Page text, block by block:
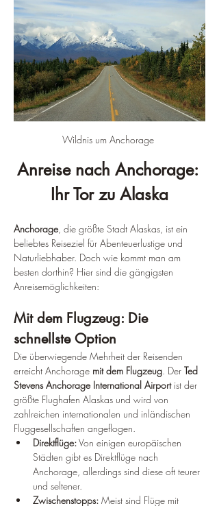
Wildnis um Anchorage
Anreise nach Anchorage:
Ihr Tor zu Alaska
Anchorage, die größte Stadt Alaskas, ist ein
beliebtes Reiseziel für Abenteuerlustige und
Naturliebhaber. Doch wie kommt man am
besten dorthin? Hier sind die gängigsten
Anreisemöglichkeiten:
Mit dem Flugzeug: Die
schnellste Option
Die überwiegende Mehrheit der Reisenden
erreicht Anchorage mit dem Flugzeug. Der Ted
Stevens Anchorage International Airport ist der
größte Flughafen Alaskas und wird von
zahlreichen internationalen und inländischen
Fluggesellschaften angeflogen.
Direktflüge: Von einigen europäischen
Städten gibt es Direktflüge nach
Anchorage, allerdings sind diese oft teurer
und seltener.
Zwischenstopps: Meist sind Flüge mit